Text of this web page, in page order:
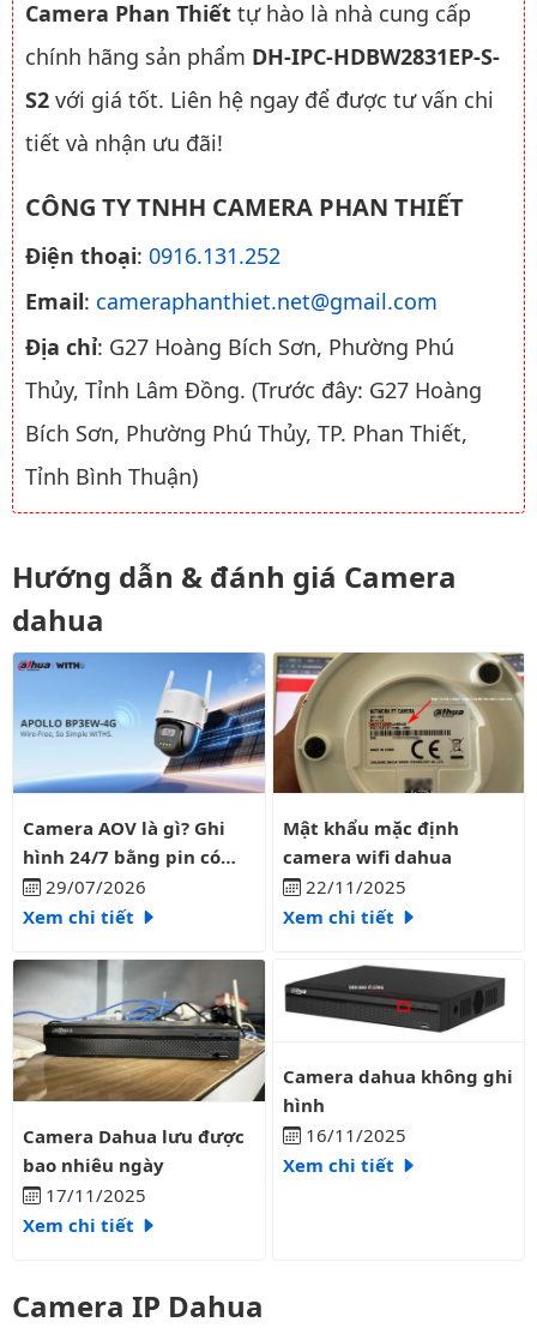
Camera Phan Thiết tự hào là nhà cung cấp
chính hãng sản phẩm DH-IPC-HDBW2831EP-S-
S2 với giá tốt. Liên hệ ngay để được tư vấn chi
tiết và nhận ưu đãi!
CÔNG TY TNHH CAMERA PHAN THIẾT
Điện thoại: 0916.131.252
Email: cameraphanthiet.net@gmail.com
Địa chỉ: G27 Hoàng Bích Sơn, Phường Phú
Thủy, Tỉnh Lâm Đồng. (Trước đây: G27 Hoàng
Bích Sơn, Phường Phú Thủy, TP. Phan Thiết,
Tỉnh Bình Thuận)
Hướng dẫn & đánh giá Camera
dahua
Camera AOV là gì? Ghi hình 24/7 bằng pin có liên tục?
Camera AOV là gì? Ghi
hình 24/7 bằng pin có
liên tục?
29/07/2026
Xem chi tiết
Mật khẩu mặc định camera
Mật khẩu mặc định
camera wifi dahua
22/11/2025
Xem chi tiết
Camera Dahua lưu được bao nhiêu ngày
Camera Dahua lưu được
bao nhiêu ngày
17/11/2025
Xem chi tiết
Camera dahua không ghi hình
Camera dahua không ghi
hình
16/11/2025
Xem chi tiết
Camera IP Dahua